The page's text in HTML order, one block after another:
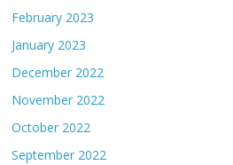
February 2023
January 2023
December 2022
November 2022
October 2022
September 2022